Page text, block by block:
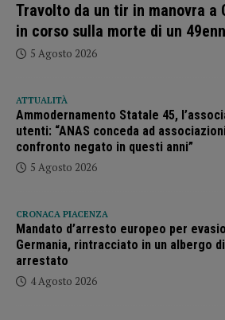
Travolto da un tir in manovra a
in corso sulla morte di un
5 Agosto 2026
ATTUALITÀ
Ammodernamento Statale 45,
utenti: “ANAS conceda ad
confronto negato in questi anni”
5 Agosto 2026
CRONACA PIACENZA
Mandato d’arresto europeo per
Germania, rintracciato in un albergo
arrestato
4 Agosto 2026